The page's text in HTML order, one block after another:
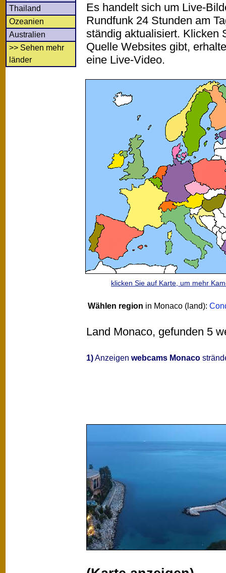
Thailand
Ozeanien
Australien
>> Sehen mehr
länder
Es handelt sich um Live-
Rundfunk 24 Stunden am
ständig aktualisiert. Klicken
Quelle Websites gibt,
eine Live-Video.
klicken Sie auf Karte, um mehr
Wählen region in Monaco (land):
Land Monaco, gefunden 5
1)Anzeigen webcams Monaco